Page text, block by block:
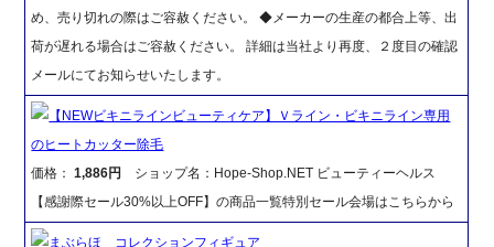
め、売り切れの際はご容赦ください。 ◆メーカーの生産の都合上等、出
荷が遅れる場合はご容赦ください。 詳細は当社より再度、２度目の確認
メールにてお知らせいたします。
【NEWビキニラインビューティケア】Ｖライン・ビキニライン専用
のヒートカッター除毛
価格：1,886円
ショップ名：Hope-Shop.NET ビューティーヘルス
【感謝際セール30%以上OFF】の商品一覧特別セール会場はこちらから
まぶらほ コレクションフィギュア